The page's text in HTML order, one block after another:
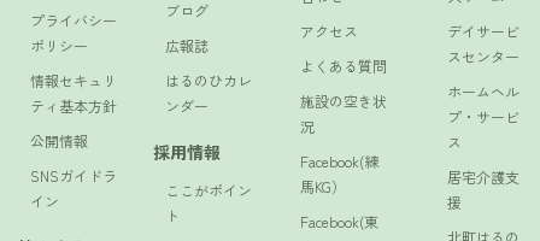
プライバシー
ポリシー
情報セキュリ
ティ基本方針
公開情報
SNSガイドラ
イン
ブログ
広報誌
はるのひカレ
ンダー
採用情報
ここがポイン
ト
アクセス
よくある質問
施設の空き状
況
Facebook(練
馬KG）
Facebook(東
デイサービ
スセンター
ホームヘル
プ・サービ
ス
居宅介護支
援
北町はるの